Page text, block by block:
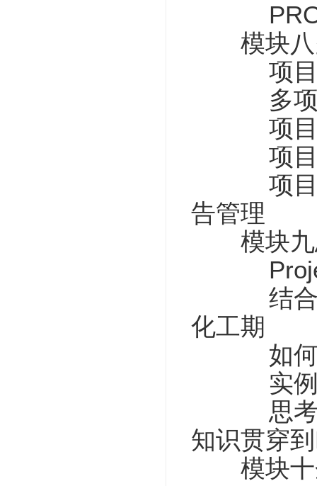
模块八
项目文
多项目
项目之
项目间
项目群
告管理
模块九
结合
化工期
如何利
实例作
思考及
知识贯穿
模块十